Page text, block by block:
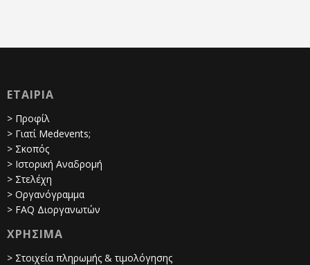
ΕΤΑΙΡΙΑ
> Προφίλ
> Γιατί Medevents;
> Σκοπός
> Ιστορική Αναδρομή
> Στελέχη
> Οργανόγραμμα
> FAQ Διοργανωτών
ΧΡΗΣΙΜΑ
> Στοιχεία πληρωμής & τιμολόγησης